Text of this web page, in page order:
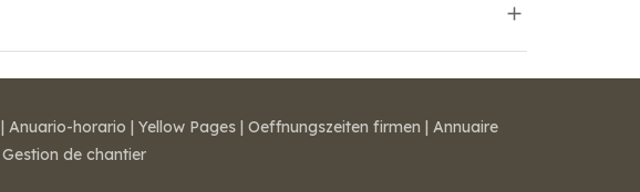
| Anuario-horario | Yellow Pages | Oeffnungszeiten firmen | Annuaire
Gestion de chantier